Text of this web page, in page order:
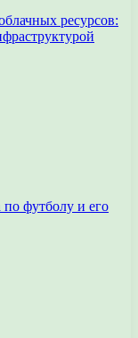
ресурсов:
футболу и его